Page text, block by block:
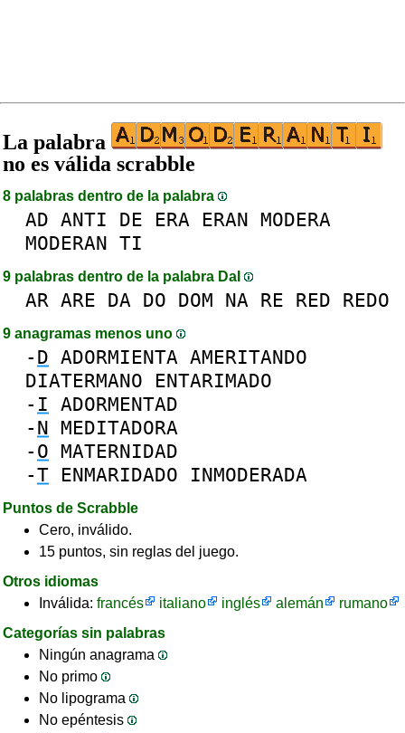
La palabra
no es válida scrabble
8 palabras dentro de la palabra
AD ANTI DE ERA ERAN MODERA
MODERAN TI
9 palabras dentro de la palabra DaI
AR ARE DA DO DOM NA RE RED REDO
9 anagramas menos uno
- D ADORMIENTA AMERITANDO
DIATERMANO
ENTARIMADO
- I ADORMENTAD
- N MEDITADORA
- O MATERNIDAD
-T ENMARIDADO INMODERADA
Puntos de Scrabble
Cero, inválido.
15 puntos, sin reglas del juego.
Otros idiomas
Inválida: francés italiano inglés alemán
rumano
Categorías sin palabras
Ningún anagrama
No primo
No lipograma
No epéntesis